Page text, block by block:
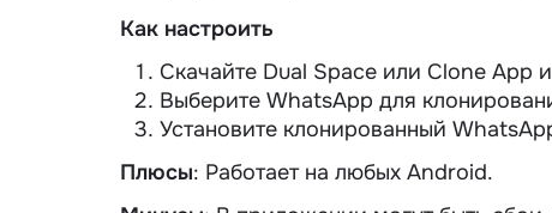
Как настроить
Скачайте Dual Space или Clone App
Выберите WhatsApp для
Установите клонированный
Плюсы: Работает на любых Android.